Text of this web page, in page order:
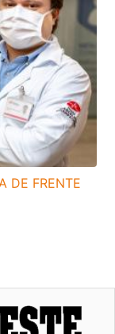
DE FRENTE